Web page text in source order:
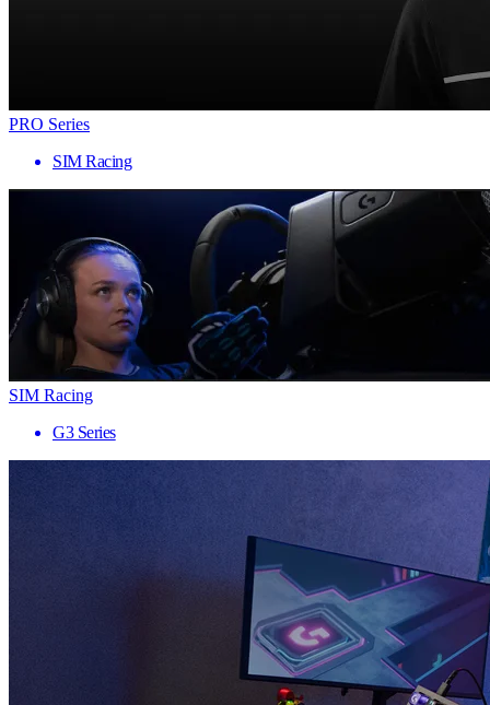
PRO Series
SIM Racing
SIM Racing
G3 Series